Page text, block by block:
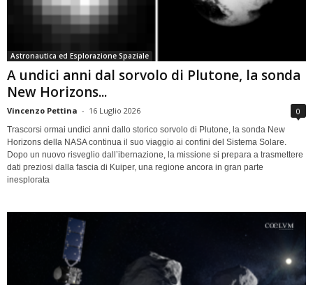
Astronautica ed Esplorazione Spaziale
A undici anni dal sorvolo di Plutone, la sonda
New Horizons...
Vincenzo Pettina - 16 Luglio 2026 0
Trascorsi ormai undici anni dallo storico sorvolo di Plutone, la sonda New
Horizons della NASA continua il suo viaggio ai confini del Sistema Solare.
Dopo un nuovo risveglio dall’ibernazione, la missione si prepara a trasmettere
dati preziosi dalla fascia di Kuiper, una regione ancora in gran parte
inesplorata